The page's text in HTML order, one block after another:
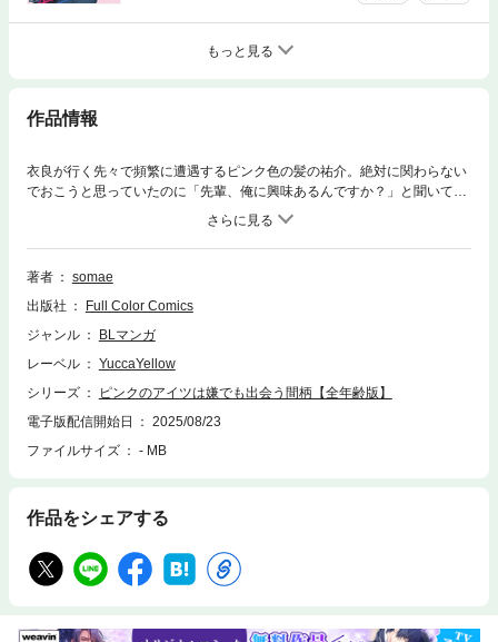
もっと見る
作品情報
衣良が行く先々で頻繁に遭遇するピンク色の髪の祐介。絶対に関わらない
でおこうと思っていたのに「先輩、俺に興味あるんですか？」と聞いてき
た。いったい何を言ってるんだと言おうとする間もなく、トイレに追い込
まれた衣良は祐介に激しいキスをされて…。※こちらは同一タイトルの全
年齢版です。重複購入にご注意ください。
著者
somae
出版社
Full Color Comics
ジャンル
BLマンガ
レーベル
YuccaYellow
シリーズ
ピンクのアイツは嫌でも出会う間柄【全年齢版】
電子版配信開始日
2025/08/23
ファイルサイズ
- MB
作品をシェアする